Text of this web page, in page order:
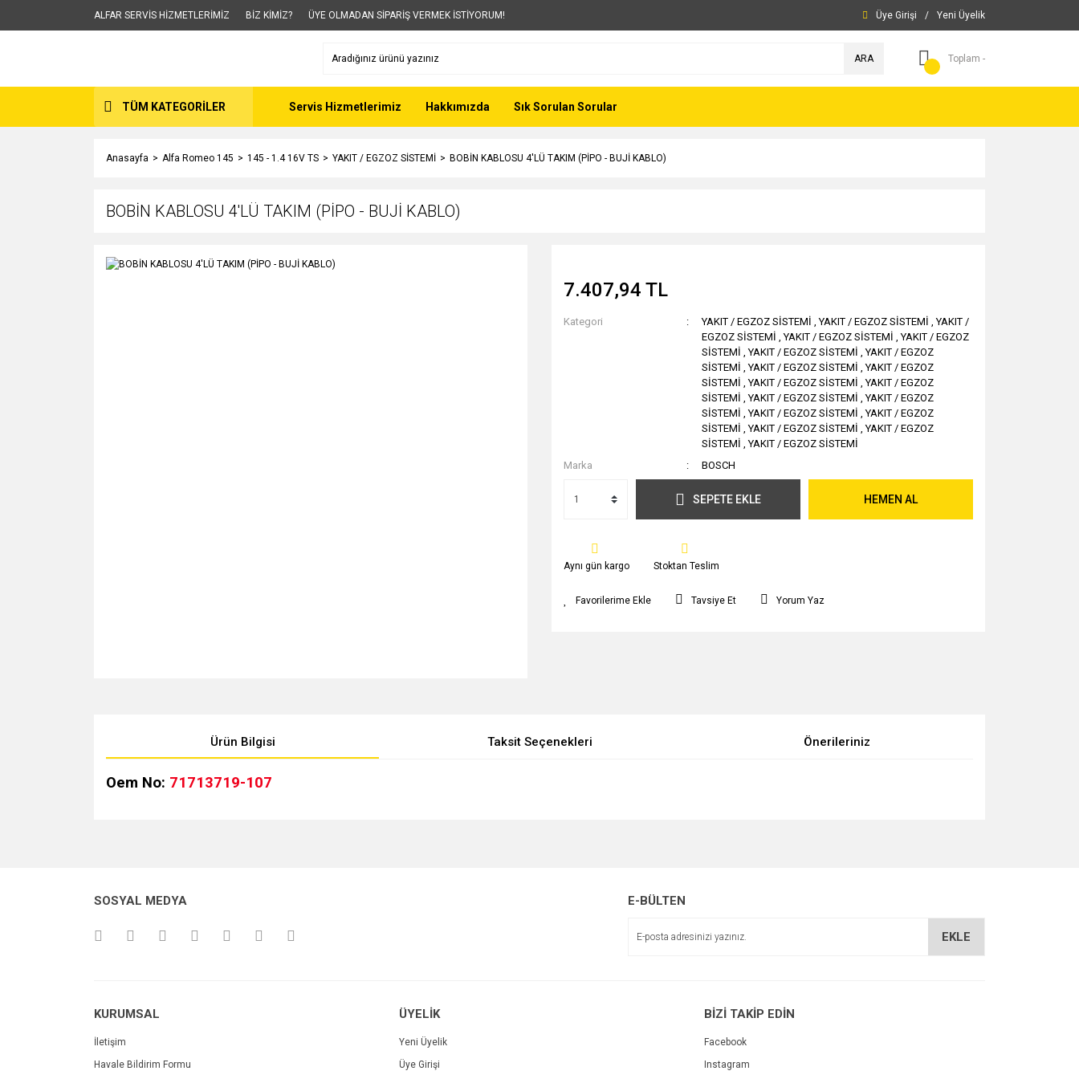
ALFAR SERVİS HİZMETLERİMİZ BİZ KİMİZ? ÜYE OLMADAN SİPARİŞ VERMEK İSTİYORUM! Üye Girişi / Yeni Üyelik
ARA Toplam -
TÜM KATEGORİLER Servis Hizmetlerimiz Hakkımızda Sık Sorulan Sorular
Anasayfa Alfa Romeo 145 145 - 1.4 16V TS YAKIT / EGZOZ SİSTEMİ BOBİN KABLOSU 4'LÜ TAKIM (PİPO - BUJİ KABLO)
BOBİN KABLOSU 4'LÜ TAKIM (PİPO - BUJİ KABLO)
7.407,94 TL
Kategori YAKIT / EGZOZ SİSTEMİ ,YAKIT / EGZOZ SİSTEMİ ,YAKIT /
EGZOZ SİSTEMİ ,YAKIT / EGZOZ SİSTEMİ ,YAKIT / EGZOZ
SİSTEMİ ,YAKIT / EGZOZ SİSTEMİ ,YAKIT / EGZOZ
SİSTEMİ ,YAKIT / EGZOZ SİSTEMİ ,YAKIT / EGZOZ
SİSTEMİ ,YAKIT / EGZOZ SİSTEMİ ,YAKIT / EGZOZ
SİSTEMİ ,YAKIT / EGZOZ SİSTEMİ ,YAKIT / EGZOZ
SİSTEMİ ,YAKIT / EGZOZ SİSTEMİ ,YAKIT / EGZOZ
SİSTEMİ ,YAKIT / EGZOZ SİSTEMİ ,YAKIT / EGZOZ
SİSTEMİ ,YAKIT / EGZOZ SİSTEMİ
Marka
BOSCH
SEPETE EKLE HEMEN AL
Aynı gün kargo Stoktan Teslim
Tavsiye Et Yorum Yaz
Ürün Bilgisi Taksit Seçenekleri Önerileriniz
Oem No: 71713719-107
Ürün açıklamasında eksik bilgiler bulunuyor.
SOSYAL MEDYA E-BÜLTEN
EKLE
KURUMSAL
İletişim
Havale Bildirim Formu
ÜYELİK
Yeni Üyelik
Üye Girişi
BİZİ TAKİP EDİN
Facebook
Instagram